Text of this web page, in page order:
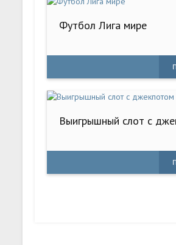
Футбол Лига мире
Выигрышный слот с